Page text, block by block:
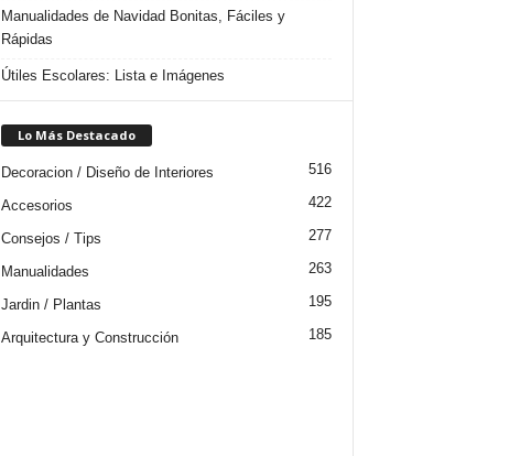
Manualidades de Navidad Bonitas, Fáciles y
Rápidas
Útiles Escolares: Lista e Imágenes
Lo Más Destacado
Decoracion / Diseño de Interiores 516
Accesorios 422
Consejos / Tips 277
Manualidades 263
Jardin / Plantas 195
Arquitectura y Construcción 185